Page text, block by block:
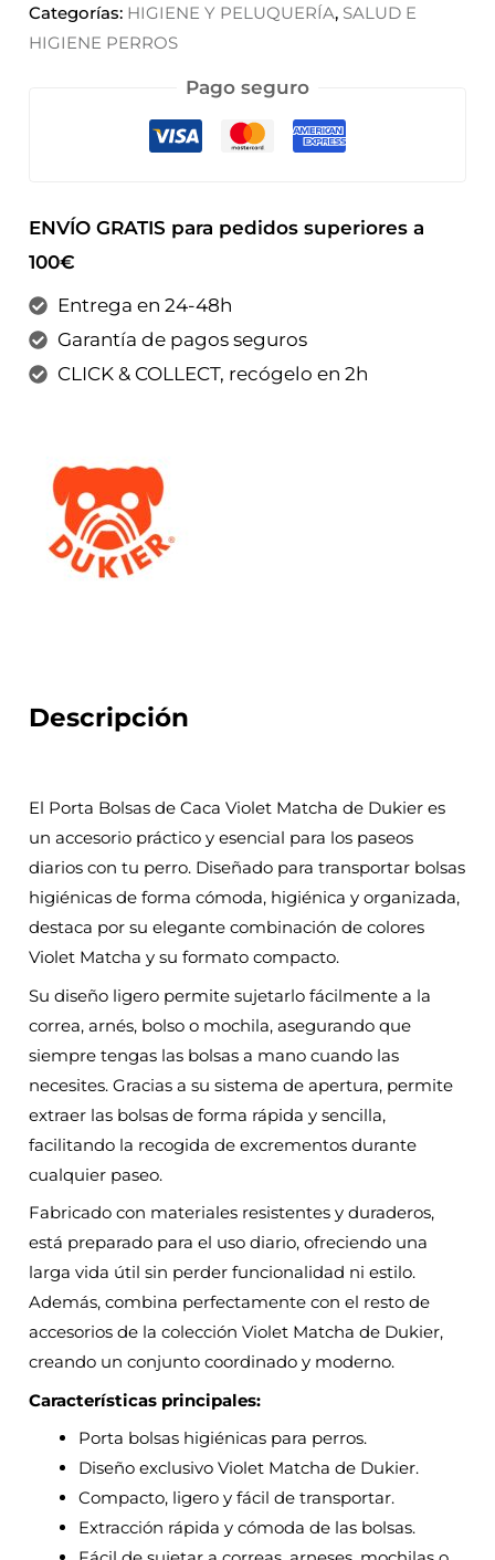
Categorías: HIGIENE Y PELUQUERÍA, SALUD E
HIGIENE PERROS
Pago seguro
ENVÍO GRATIS para pedidos superiores a
100€
Entrega en 24-48h
Garantía de pagos seguros
CLICK & COLLECT, recógelo en 2h
Descripción
El Porta Bolsas de Caca Violet Matcha de Dukier es
un accesorio práctico y esencial para los paseos
diarios con tu perro. Diseñado para transportar bolsas
higiénicas de forma cómoda, higiénica y organizada,
destaca por su elegante combinación de colores
Violet Matcha y su formato compacto.
Su diseño ligero permite sujetarlo fácilmente a la
correa, arnés, bolso o mochila, asegurando que
siempre tengas las bolsas a mano cuando las
necesites. Gracias a su sistema de apertura, permite
extraer las bolsas de forma rápida y sencilla,
facilitando la recogida de excrementos durante
cualquier paseo.
Fabricado con materiales resistentes y duraderos,
está preparado para el uso diario, ofreciendo una
larga vida útil sin perder funcionalidad ni estilo.
Además, combina perfectamente con el resto de
accesorios de la colección Violet Matcha de Dukier,
creando un conjunto coordinado y moderno.
Características principales:
Porta bolsas higiénicas para perros.
Diseño exclusivo Violet Matcha de Dukier.
Compacto, ligero y fácil de transportar.
Extracción rápida y cómoda de las bolsas.